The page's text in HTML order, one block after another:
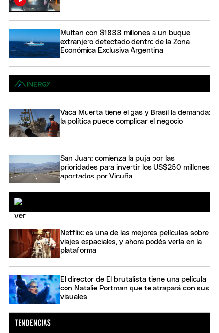
Multan con $1833 millones a un buque
extranjero detectado dentro de la Zona
Económica Exclusiva Argentina
Vaca Muerta tiene el gas y Brasil la demanda:
la política puede complicar el negocio
San Juan: comienza la puja por las
prioridades para invertir los US$250 millones
aportados por Vicuña
Netflix: es una de las mejores películas sobre
viajes espaciales, y ahora podés verla en la
plataforma
El director de El brutalista tiene una película
con Natalie Portman que te atrapará con sus
visuales